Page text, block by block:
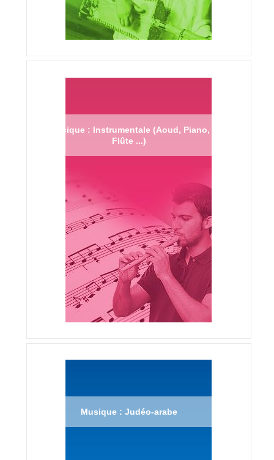
Musique : Instrumentale (Aoud, Piano,
Flûte ...)
Musique : Judéo-arabe